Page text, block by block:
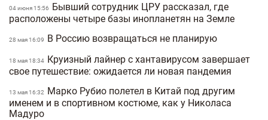
04 июня 15:56
Бывший сотрудник ЦРУ рассказал, где
расположены четыре базы инопланетян на Земле
28 мая 16:09 В Россию возвращаться не планирую
18 мая 18:34 Круизный лайнер с хантавирусом завершает
свое путешествие: ожидается ли новая пандемия
13 мая 16:32
Марко Рубио полетел в Китай под другим
именем и в спортивном костюме, как у Николаса
Мадуро